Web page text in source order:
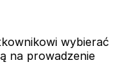
wybierać
na prowadzenie